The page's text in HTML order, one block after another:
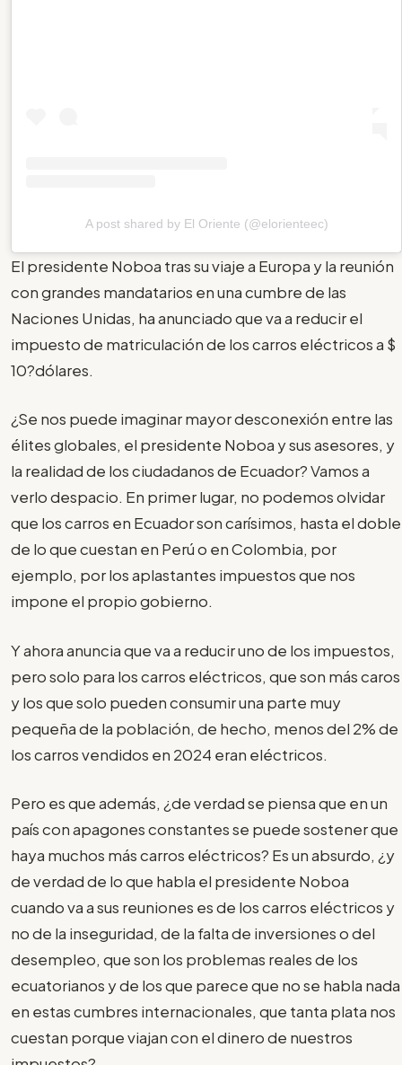
A post shared by El Oriente (@elorienteec)
El presidente Noboa tras su viaje a Europa y la reunión
con grandes mandatarios en una cumbre de las
Naciones Unidas, ha anunciado que va a reducir el
impuesto de matriculación de los carros eléctricos a $
10?dólares.
¿Se nos puede imaginar mayor desconexión entre las
élites globales, el presidente Noboa y sus asesores, y
la realidad de los ciudadanos de Ecuador? Vamos a
verlo despacio. En primer lugar, no podemos olvidar
que los carros en Ecuador son carísimos, hasta el doble
de lo que cuestan en Perú o en Colombia, por
ejemplo, por los aplastantes impuestos que nos
impone el propio gobierno.
Y ahora anuncia que va a reducir uno de los impuestos,
pero solo para los carros eléctricos, que son más caros
y los que solo pueden consumir una parte muy
pequeña de la población, de hecho, menos del 2% de
los carros vendidos en 2024 eran eléctricos.
Pero es que además, ¿de verdad se piensa que en un
país con apagones constantes se puede sostener que
haya muchos más carros eléctricos? Es un absurdo, ¿y
de verdad de lo que habla el presidente Noboa
cuando va a sus reuniones es de los carros eléctricos y
no de la inseguridad, de la falta de inversiones o del
desempleo, que son los problemas reales de los
ecuatorianos y de los que parece que no se habla nada
en estas cumbres internacionales, que tanta plata nos
cuestan porque viajan con el dinero de nuestros